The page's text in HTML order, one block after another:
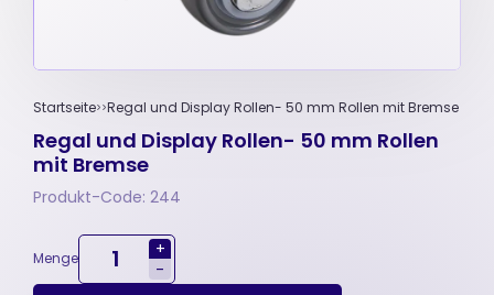
Startseite Regal und Display Rollen- 50 mm Rollen mit Bremse
Regal und Display Rollen- 50 mm Rollen
mit Bremse
Produkt-Code: 244
Menge
+
-